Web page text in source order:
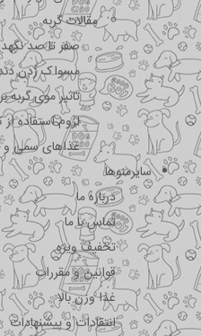
مقالات گربه
صفر تا صد
مسواک زدن
تاثیر موی گربه
لزوم استفاده
غذاهای سمی و
سایرمنوها
درباره ما
تماس با ما
تخفیف ویژه
قوانین و مقررات
غذا وزن بالا
انتقادات و پیشنهادات